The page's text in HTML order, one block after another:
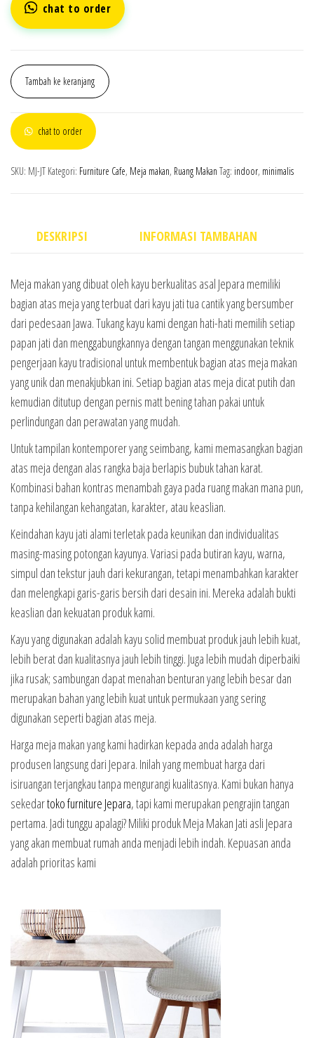
chat to order
Tambah ke keranjang
chat to order
SKU: MJ-JT Kategori: Furniture Cafe, Meja makan, Ruang Makan Tag: indoor, minimalis
DESKRIPSI INFORMASI TAMBAHAN
Meja makan yang dibuat oleh kayu berkualitas asal Jepara memiliki
bagian atas meja yang terbuat dari kayu jati tua cantik yang bersumber
dari pedesaan Jawa. Tukang kayu kami dengan hati-hati memilih setiap
papan jati dan menggabungkannya dengan tangan menggunakan teknik
pengerjaan kayu tradisional untuk membentuk bagian atas meja makan
yang unik dan menakjubkan ini. Setiap bagian atas meja dicat putih dan
kemudian ditutup dengan pernis matt bening tahan pakai untuk
perlindungan dan perawatan yang mudah.
Untuk tampilan kontemporer yang seimbang, kami memasangkan bagian
atas meja dengan alas rangka baja berlapis bubuk tahan karat.
Kombinasi bahan kontras menambah gaya pada ruang makan mana pun,
tanpa kehilangan kehangatan, karakter, atau keaslian.
Keindahan kayu jati alami terletak pada keunikan dan individualitas
masing-masing potongan kayunya. Variasi pada butiran kayu, warna,
simpul dan tekstur jauh dari kekurangan, tetapi menambahkan karakter
dan melengkapi garis-garis bersih dari desain ini. Mereka adalah bukti
keaslian dan kekuatan produk kami.
Kayu yang digunakan adalah kayu solid membuat produk jauh lebih kuat,
lebih berat dan kualitasnya jauh lebih tinggi. Juga lebih mudah diperbaiki
jika rusak; sambungan dapat menahan benturan yang lebih besar dan
merupakan bahan yang lebih kuat untuk permukaan yang sering
digunakan seperti bagian atas meja.
Harga meja makan yang kami hadirkan kepada anda adalah harga
produsen langsung dari Jepara. Inilah yang membuat harga dari
isiruangan terjangkau tanpa mengurangi kualitasnya. Kami bukan hanya
sekedartoko furniture Jepara, tapi kami merupakan pengrajin tangan
pertama. Jadi tunggu apalagi? Miliki produk Meja Makan Jati asli Jepara
yang akan membuat rumah anda menjadi lebih indah. Kepuasan anda
adalah prioritas kami